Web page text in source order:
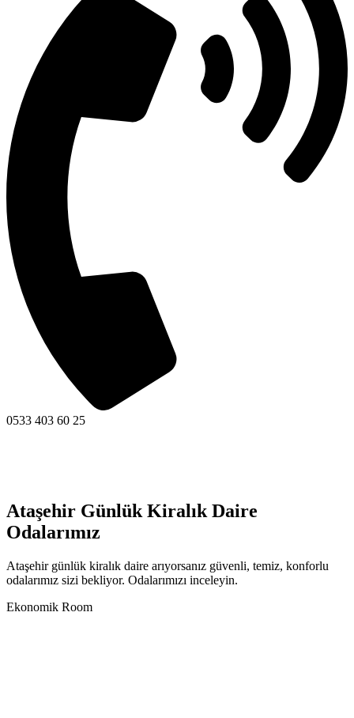
0533 403 60 25
Ataşehir Günlük Kiralık Daire
Odalarımız
Ataşehir günlük kiralık daire arıyorsanız güvenli, temiz, konforlu
odalarımız sizi bekliyor. Odalarımızı inceleyin.
Ekonomik Room